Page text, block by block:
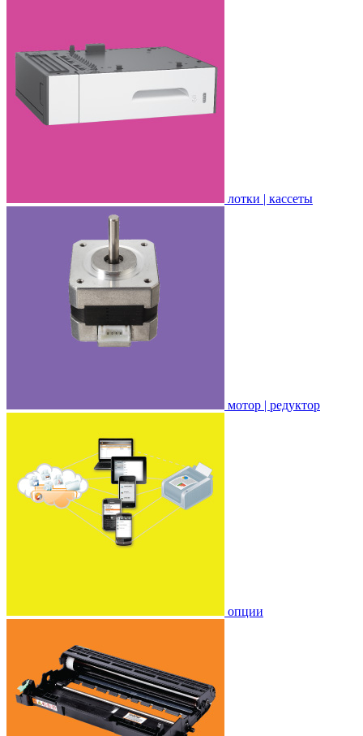
лотки | кассеты
мотор | редуктор
опции